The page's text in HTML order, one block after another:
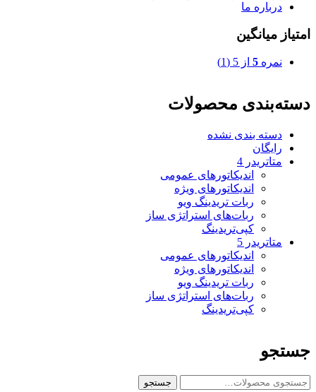
درباره ما
امتیاز میانگین
نمره 5 از 5 (1)
دسته‌بندی محصولات
دسته بندی نشده
رایگان
متاتريدر 4
اندیکاتورهای عمومی
اندیکاتورهای ویژه
ربات تریدینگ ویو
ربات‌های استراتژی ساز
کپی‌تریدینگ
متاتريدر 5
اندیکاتورهای عمومی
اندیکاتورهای ویژه
ربات تریدینگ ویو
ربات‌های استراتژی ساز
کپی‌تریدینگ
جستجو
ج
جستجو